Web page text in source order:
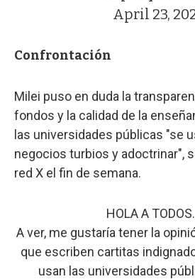
April 23,
Confrontación
Milei puso en duda la
fondos y la calidad de la
las universidades públicas "se
negocios turbios y adoctrinar",
red X el fin de semana.
HOLA A
A ver, me gustaría tener la
que escriben cartitas
usan las universidades